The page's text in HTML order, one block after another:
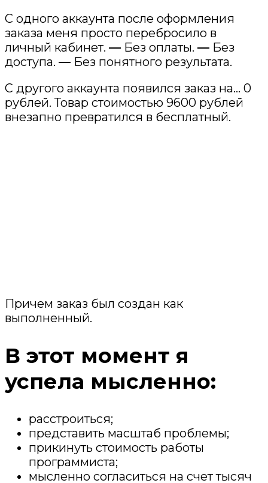
С одного аккаунта после оформления
заказа меня просто перебросило в
личный кабинет. — Без оплаты. — Без
доступа. — Без понятного результата.
С другого аккаунта появился заказ на… 0
рублей. Товар стоимостью 9600 рублей
внезапно превратился в бесплатный.
Причем заказ был создан как
выполненный.
В этот момент я
успела мысленно:
расстроиться;
представить масштаб проблемы;
прикинуть стоимость работы
программиста;
мысленно согласиться на счет тысяч